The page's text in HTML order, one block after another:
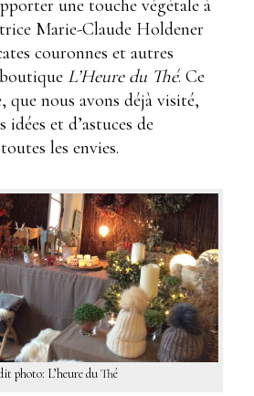
une touche végétale à
Marie-Claude Holdener
couronnes et autres
L’Heure du Thé. Ce
que nous avons déjà visité,
et d’astuces de
les envies.
photo: L’heure du Thé